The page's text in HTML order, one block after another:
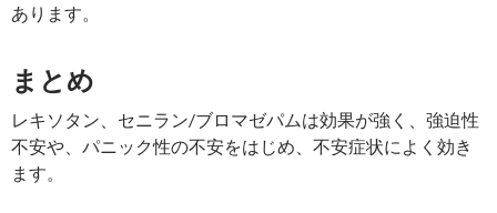
あります。
まとめ
レキソタン、セニラン/ブロマゼパムは効果が強く、強迫性
不安や、パニック性の不安をはじめ、不安症状によく効き
ます。